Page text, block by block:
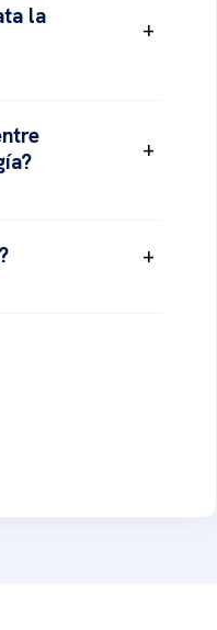
la
+
+
+